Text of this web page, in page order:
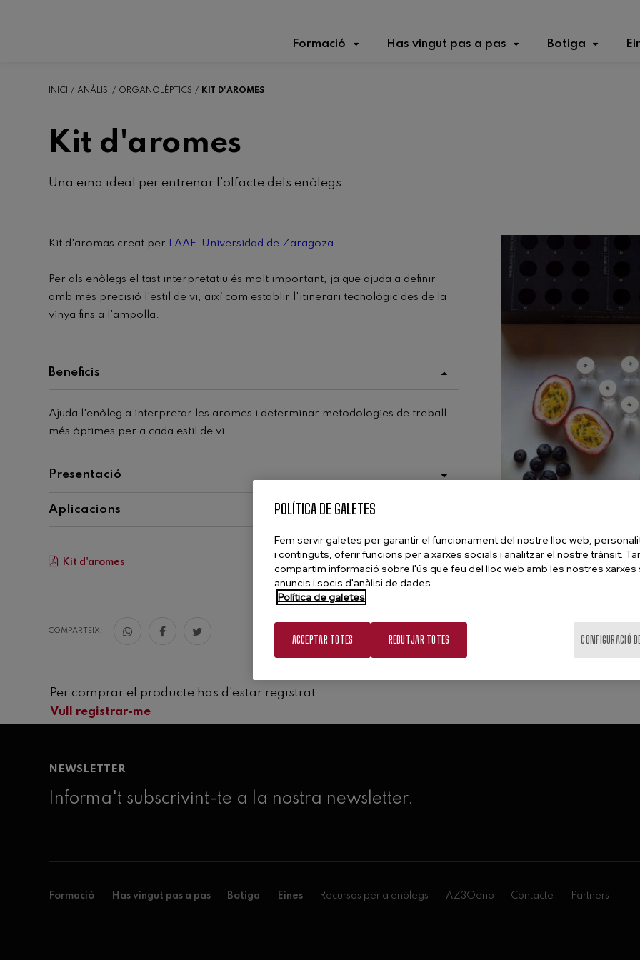
Formació Has vingut pas a pas Botiga
INICI ANÀLISI ORGANOLÈPTICS KIT D'AROMES
Kit d'aromes
Una eina ideal per entrenar l'olfacte dels enòlegs
Kit d'aromas creat per LAAE-Universidad de Zaragoza
Per als enòlegs el tast interpretatiu és molt important, ja que ajuda a definir
amb més precisió l'estil de vi, així com establir l'itinerari tecnològic des de la
vinya fins a l'ampolla.
Beneficis
Ajuda l'enòleg a interpretar les aromes i determinar metodologies de treball
més òptimes per a cada estil de vi.
Presentació
Es presenta un kit de molècules responsables de les aromes que poden ser
presents en el vi.
6 aromes de vi amb fusta
6 defectes
Aplicacions
Entrenar l'olfacte d'enòlegs, tècnics, sommeliers i gent de la indústria
enològica.
Kit d'aromes
COMPARTEIX:
Per comprar el producte has d'estar registrat
Vull registrar-me
NEWSLETTER
Informa't subscrivint-te a la nostra newsletter.
Formació Has vingut pas a pas Botiga Eines Recursos per a enòlegs AZ3Oeno Contacte Partners
POLÍTICA DE GALETES
Fem servir galetes per garantir el funcionament del nostre lloc web,
i continguts, oferir funcions per a xarxes socials i analitzar el nostre trànsit.
compartim informació sobre l'ús que feu del lloc web amb les nostres xarxes
anuncis i socis d'anàlisi de dades.
Política de galetes
REBUTJAR TOTES
ACCEPTAR TOTES CONFIGURACIÓ